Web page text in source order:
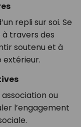
repli sur soi. Se
travers des
soutenu et à
ou
l’engagement